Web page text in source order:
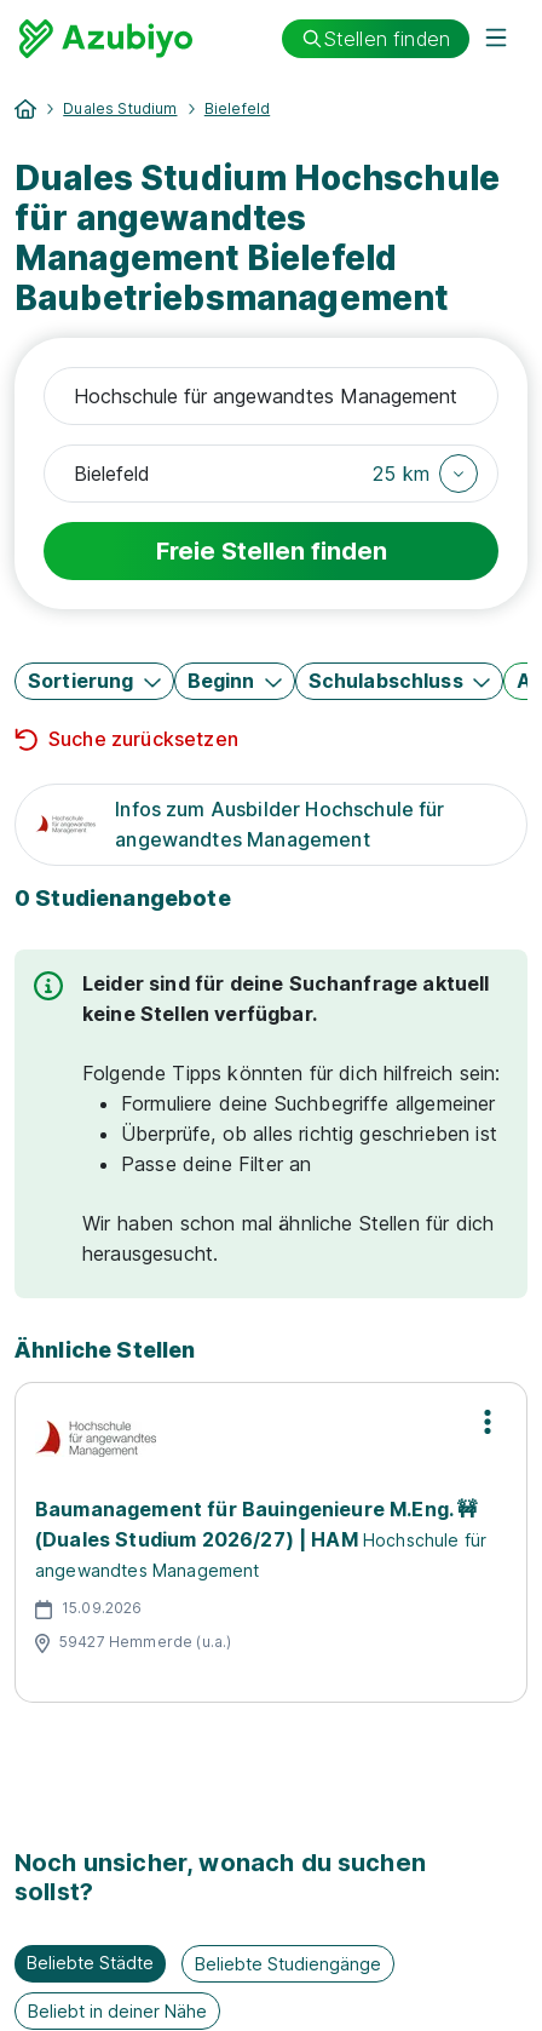
Stellen finden
Duales Studium Bielefeld
Duales Studium Hochschule
für angewandtes
Management Bielefeld
Baubetriebsmanagement
25 km
Freie Stellen finden
Sortierung Beginn Schulabschluss
Suche zurücksetzen
Infos zum Ausbilder Hochschule für
angewandtes Management
0 Studienangebote
Leider sind für deine Suchanfrage aktuell
keine Stellen verfügbar.
Folgende Tipps könnten für dich hilfreich sein:
Formuliere deine Suchbegriffe allgemeiner
Überprüfe, ob alles richtig geschrieben ist
Passe deine Filter an
Wir haben schon mal ähnliche Stellen für dich
herausgesucht.
Ähnliche Stellen
Baumanagement für Bauingenieure M.Eng. 🚧
(Duales Studium 2026/27) | HAM Hochschule für
angewandtes Management
15.09.2026
59427 Hemmerde (u.a.)
Noch unsicher, wonach du suchen
sollst?
Beliebte Städte Beliebte Studiengänge
Beliebt in deiner Nähe